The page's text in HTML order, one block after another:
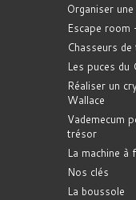
Organiser
Escape room
Chasseurs
Les puces du
Réaliser un
Wallace
Vademecum
trésor
La machine à
Nos clés
La boussole